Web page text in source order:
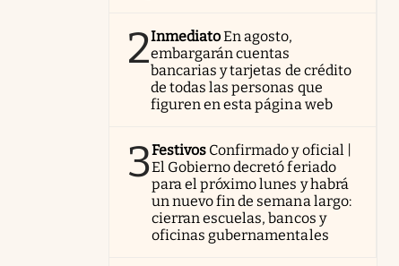
2InmediatoEn agosto,
embargarán cuentas
bancarias y tarjetas de crédito
de todas las personas que
figuren en esta página web
3Festivos Confirmado y oficial |
El Gobierno decretó feriado
para el próximo lunes y habrá
un nuevo fin de semana largo:
cierran escuelas, bancos y
oficinas gubernamentales